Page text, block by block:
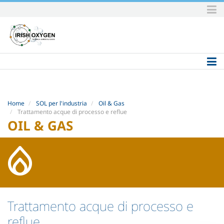
to
content.
|
to
Home SOL per l'industria
Oil & Gas
Trattamento acque di processo e reflue
OIL & GAS
Trattamento acque di processo e